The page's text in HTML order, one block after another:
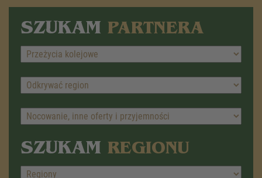
SZUKAM PARTNERA
SZUKAM REGIONU